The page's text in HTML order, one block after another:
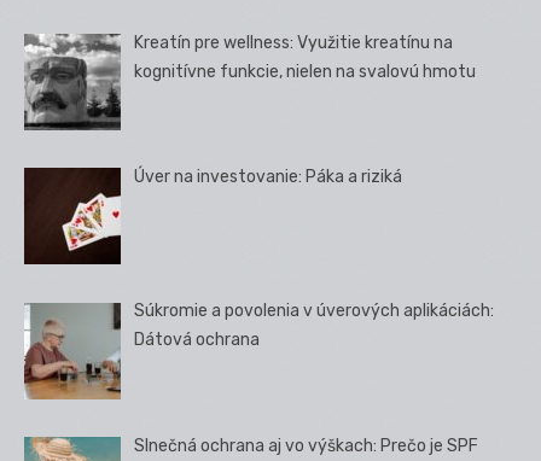
Kreatín pre wellness: Využitie kreatínu na
kognitívne funkcie, nielen na svalovú hmotu
Úver na investovanie: Páka a riziká
Súkromie a povolenia v úverových aplikáciách:
Dátová ochrana
Slnečná ochrana aj vo výškach: Prečo je SPF